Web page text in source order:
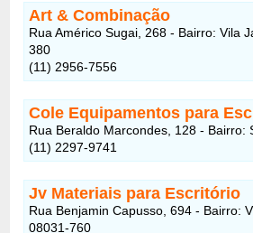
Art & Combinação
Rua Américo Sugai, 268 - Bairro: Vila
380
(11) 2956-7556
Cole Equipamentos para
Rua Beraldo Marcondes, 128 - Bairro:
(11) 2297-9741
Jv Materiais para Escritório
Rua Benjamin Capusso, 694 - Bairro:
08031-760